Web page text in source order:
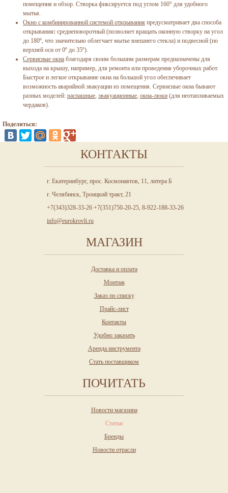
помещения и обзор. Створка фиксируется под углом 160° для удобного
мытья.
Окно с комбинированной системой открывания предусматривает два способа
открывания: среднеповоротный (позволяет вращать оконную створку на угол
до 180º, что значительно облегчает мытье внешнего стекла) и подвесной (по
верхней оси от 0º до 35º).
Сервисные окна благодаря своим большим размерам предназначены для
выхода на крышу, например, для ремонта или проведения уборочных работ.
Быстрое и легкое открывание окна на большой угол обеспечивает
возможность аварийной эвакуации из помещения. Сервисные окна бывают
разных моделей: распашные, эвакуационные, окна-люки (для неотапливаемых
чердаков).
Поделиться:
КОНТАКТЫ
г. Екатеринбург, прос. Космонавтов, 11, литера Б
г. Челябинск, Троицкий тракт, 21
+7(343)328-33-26 +7(351)750-20-25, 8-922-188-33-26
info@eurokrovli.ru
МАГАЗИН
Доставка и оплата
Монтаж
Заказ по списку
Прайс-лист
Контакты
Удобно заказать
Аренда инструмента
Стать поставщиком
ПОЧИТАТЬ
Новости магазина
Статьи
Бренды
Новости отрасли